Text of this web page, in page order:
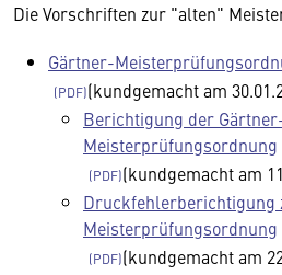
Die Vorschriften zur "alten"
Gärtner-
(kundgemacht am
Berichtigung der
Meisterprüfungsordnung
(kundgemacht am
Druckfehlerberichtigung
Meisterprüfungsordnung
(kundgemacht am